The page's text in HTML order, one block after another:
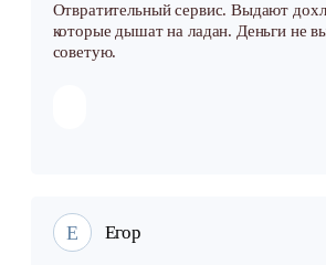
Отвратительный сервис. Выдают
которые дышат на ладан. Деньги не
советую.
Е Егор